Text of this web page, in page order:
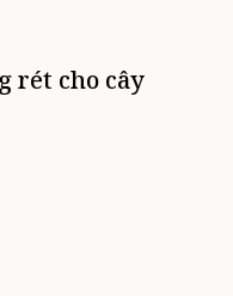
rét cho cây